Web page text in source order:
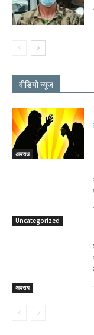
वीडियो न्यूज़
अपराध
Uncategorized
अपराध